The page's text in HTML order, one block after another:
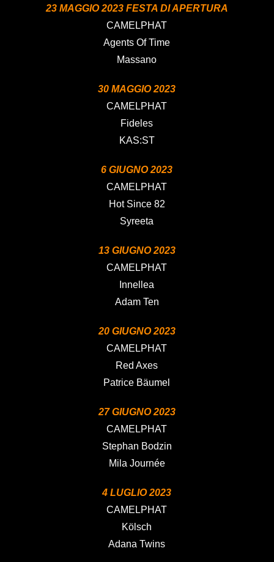
23 MAGGIO 2023 FESTA DI APERTURA
CAMELPHAT
Agents Of Time
Massano
30 MAGGIO 2023
CAMELPHAT
Fideles
KAS:ST
6 GIUGNO 2023
CAMELPHAT
Hot Since 82
Syreeta
13 GIUGNO 2023
CAMELPHAT
Innellea
Adam Ten
20 GIUGNO 2023
CAMELPHAT
Red Axes
Patrice Bäumel
27 GIUGNO 2023
CAMELPHAT
Stephan Bodzin
Mila Journée
4 LUGLIO 2023
CAMELPHAT
Kölsch
Adana Twins